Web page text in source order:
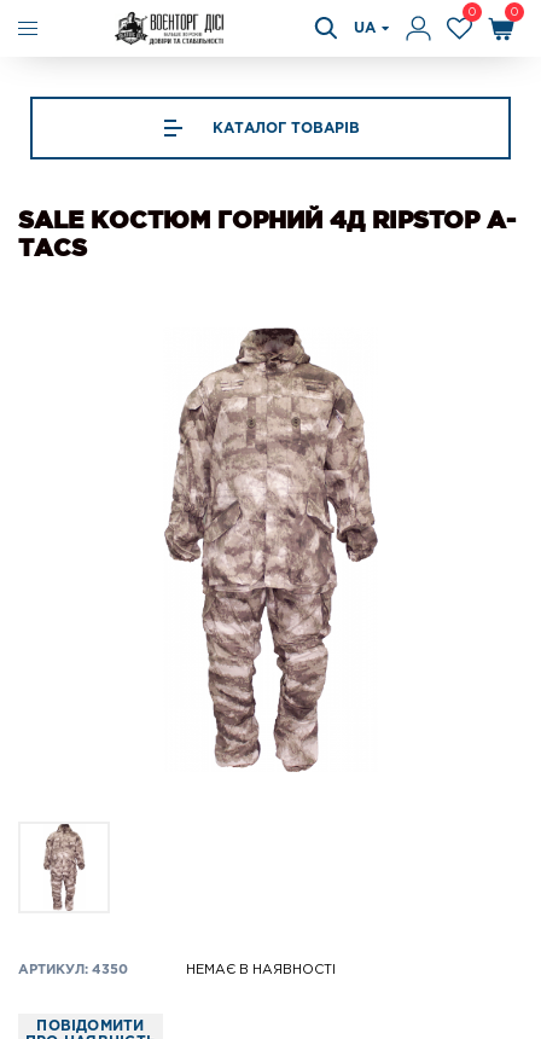
UA
0 0
КАТАЛОГ ТОВАРІВ
SALE КОСТЮМ ГОРНИЙ 4Д RIPSTOP А-
ТАСS
АРТИКУЛ: 4350 НЕМАЄ В НАЯВНОСТІ
ПОВІДОМИТИ